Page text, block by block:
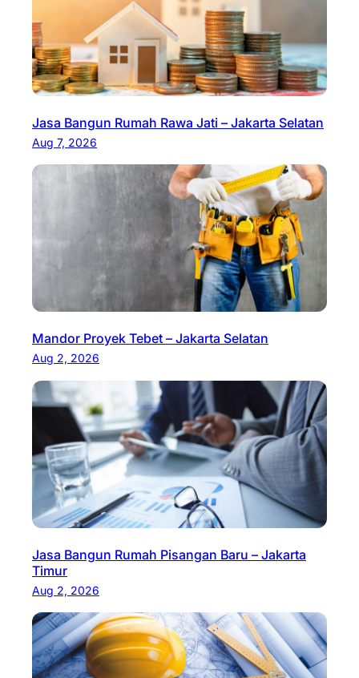
Jasa Bangun Rumah Rawa Jati – Jakarta Selatan
Aug 7, 2026
Mandor Proyek Tebet – Jakarta Selatan
Aug 2, 2026
Jasa Bangun Rumah Pisangan Baru – Jakarta
Timur
Aug 2, 2026